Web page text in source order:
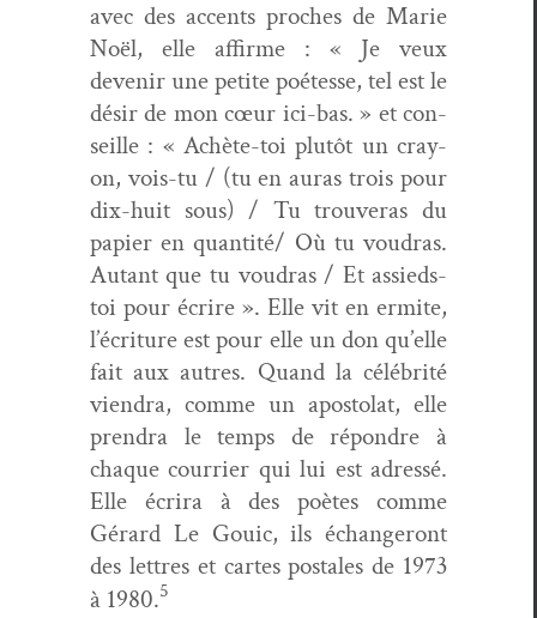
avec des accents proches de Marie
Noël, elle affirme : « Je veux
devenir une petite poétesse, tel est le
désir de mon cœur ici-bas. » et con­
seille : « Achète-toi plutôt un cray­
on, vois-tu / (tu en auras trois pour
dix-huit sous) / Tu trou­veras du
papi­er en quantité/ Où tu voudras.
Autant que tu voudras / Et assieds-
toi pour écrire ». Elle vit en ermite,
l’écriture est pour elle un don qu’elle
fait aux autres. Quand la célébrité
vien­dra, comme un apos­to­lat, elle
pren­dra le temps de répon­dre à
chaque cour­ri­er qui lui est adressé.
Elle écrira à des poètes comme
Gérard Le Gouic, ils échang­eront
des let­tres et cartes postales de 1973
à 1980.5